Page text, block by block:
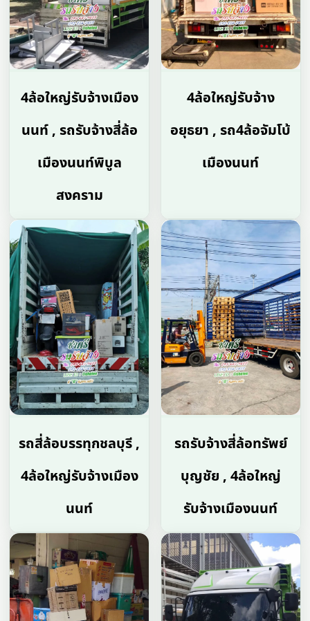
4ล้อใหญ่รับจ้างเมือง
นนท์ , รถรับจ้างสี่ล้อ
เมืองนนท์พิบูล
สงคราม
4ล้อใหญ่รับจ้าง
อยุธยา , รถ4ล้อจัมโบ้
เมืองนนท์
รถสี่ล้อบรรทุกชลบุรี ,
4ล้อใหญ่รับจ้างเมือง
นนท์
รถรับจ้างสี่ล้อทรัพย์
บุญชัย , 4ล้อใหญ่
รับจ้างเมืองนนท์